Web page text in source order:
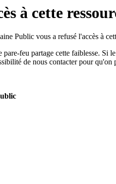
à cette
Public vous a refusé l'accès à
pare-feu partage cette faiblesse. Si
de nous contacter pour qu'on